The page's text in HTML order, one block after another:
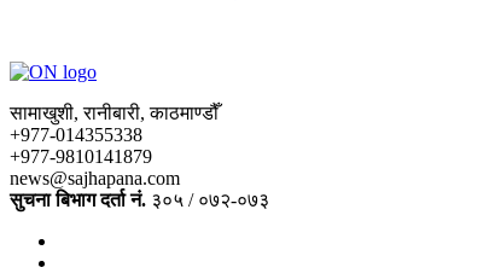
सामाखुशी, रानीबारी, काठमाण्डौँ
+977-014355338
+977-9810141879
news@sajhapana.com
सुचना बिभाग दर्ता नं. ३०५ / ०७२-०७३